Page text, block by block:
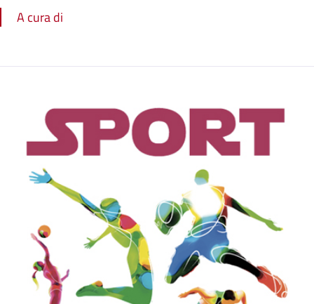
A cura di